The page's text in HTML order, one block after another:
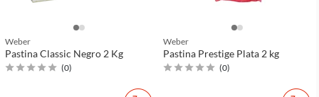
Weber
Pastina Classic Negro 2 Kg
(0)
Weber
Pastina Prestige Plata 2 kg
(0)